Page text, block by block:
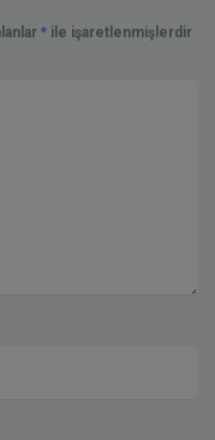
* ile işaretlenmişlerdir